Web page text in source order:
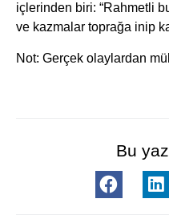
içlerinden biri: “Rahmetli
ve kazmalar toprağa inip
Not: Gerçek olaylardan
Bu